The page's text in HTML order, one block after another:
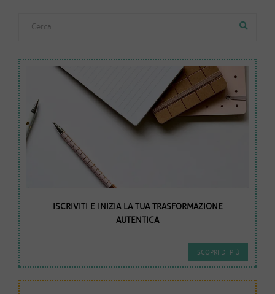
ISCRIVITI E INIZIA LA TUA TRASFORMAZIONE
AUTENTICA
SCOPRI DI PIÙ